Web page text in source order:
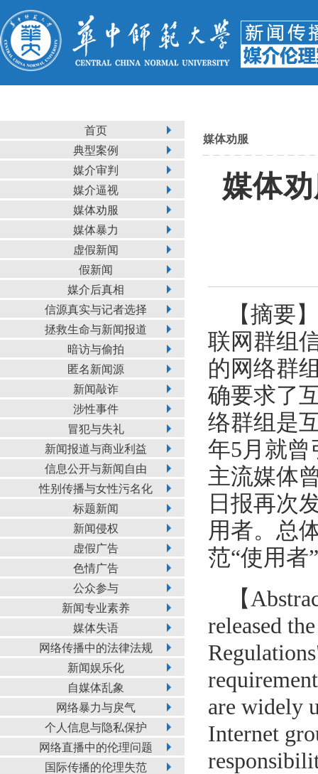
首页
典型案例
媒介审判
媒介逼视
媒体劝服
媒体暴力
虚假新闻
假新闻
媒介后真相
信源真实与记者选择
拯救生命与新闻报道
暗访与偷拍
匿名新闻源
新闻敲诈
涉性事件
冒犯与失礼
新闻报道与商业利益
信息公开与新闻自由
性别传播与女性污名化
标题新闻
新闻侵权
虚假广告
色情广告
公众参与
新闻专业素养
媒体失语
网络传播中的法律法规
新闻娱乐化
自媒体乱象
网络暴力与戾气
个人信息与隐私保护
网络直播中的伦理问题
国际传播的伦理失范
媒体劝服
媒体
【摘要
联网群组
的网络群
确要求了
络群组是
年5月就
主流媒体
日报再次
用者。总
范“使用者
【
released
are widely
Internet